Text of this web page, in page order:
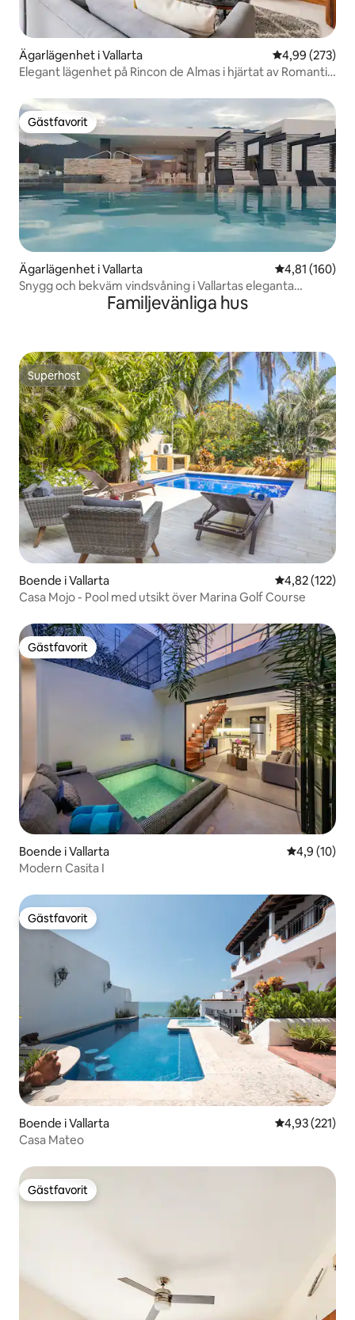
Ägarlägenhet i Vallarta 4,99 av 5 i
4,99 (273)
Elegant lägenhet på Rincon de Almas i hjärtat av Romantic
Gästfavorit
Gästfavorit
Ägarlägenhet i Vallarta 4,81 av 5 i
4,81 (160)
Snygg och bekväm vindsvåning i Vallartas eleganta
Familjevänliga hus
Superhost
Superhost
Boende i Vallarta 4,82 av 5 i
4,82 (122)
Casa Mojo - Pool med utsikt över Marina Golf Course
Gästfavorit
Gästfavorit
Boende i Vallarta 4,9 av 5 i
4,9 (10)
Modern Casita I
Gästfavorit
Gästfavorit
Boende i Vallarta 4,93 av 5 i
4,93 (221)
Casa Mateo
Gästfavorit
Gästfavorit